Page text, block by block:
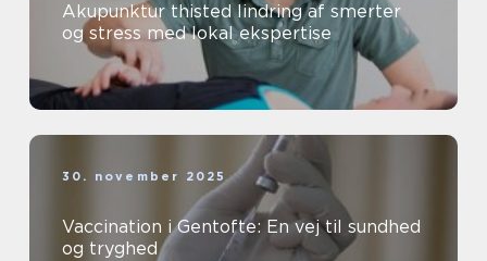
Akupunktur thisted lindring af smerter
og stress med lokal ekspertise
30. november 2025
Vaccination i Gentofte: En vej til sundhed
og tryghed